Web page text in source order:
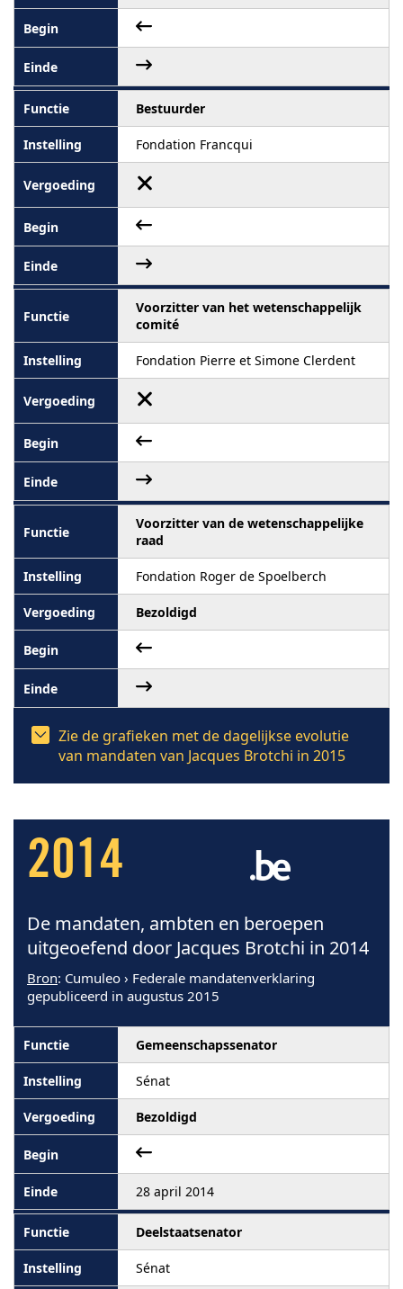
Bestuurder
Fondation Francqui
Voorzitter van het wetenschappelijk
comité
Fondation Pierre et Simone Clerdent
Voorzitter van de wetenschappelijke
raad
Fondation Roger de Spoelberch
Bezoldigd
Zie de grafieken met de dagelijkse evolutie
van mandaten van Jacques Brotchi in 2015
2014
De mandaten, ambten en beroepen
uitgeoefend door Jacques Brotchi in 2014
Bron: Cumuleo › Federale mandatenverklaring
gepubliceerd in augustus 2015
Gemeenschapssenator
Sénat
Bezoldigd
28 april 2014
Deelstaatsenator
Sénat